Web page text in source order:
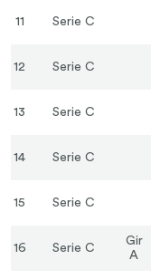
11 Serie C
12 Serie C
13 Serie C
14 Serie C
15 Serie C
16 Serie C
Gir
A